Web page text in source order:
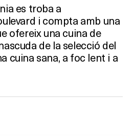
es troba a
i compta amb una
ofereix una cuina de
de la selecció del
cuina sana, a foc lent i a